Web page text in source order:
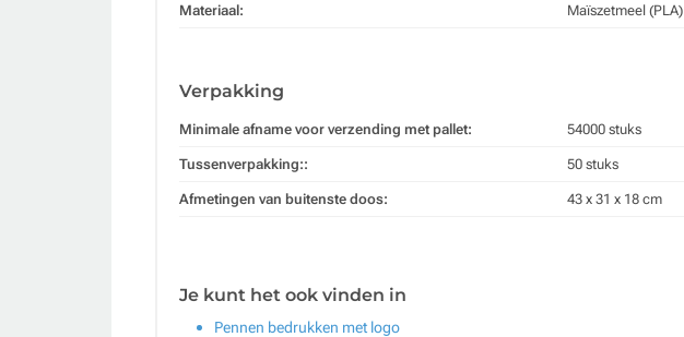
Materiaal: Maïszetmeel (PLA)
Verpakking
Minimale afname voor verzending met pallet: 54000 stuks
Tussenverpakking:: 50 stuks
Afmetingen van buitenste doos: 43 x 31 x 18 cm
Je kunt het ook vinden in
Pennen bedrukken met logo